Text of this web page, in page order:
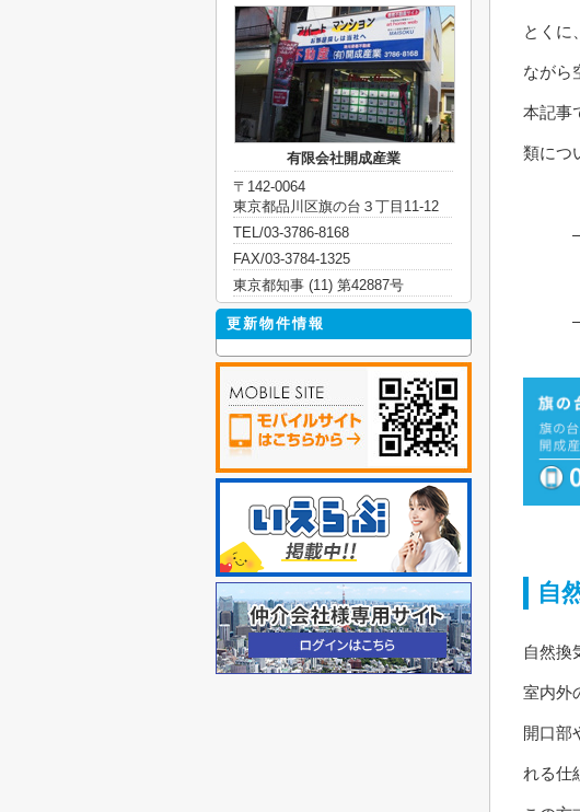
とくに
ながら
本記事
類につ
自
自然換
室内外
開口部
れる仕
有限会社開成産業
〒142-0064
東京都品川区旗の台３丁目11-12
TEL/03-3786-8168
FAX/03-3784-1325
東京都知事 (11) 第42887号
更新物件情報